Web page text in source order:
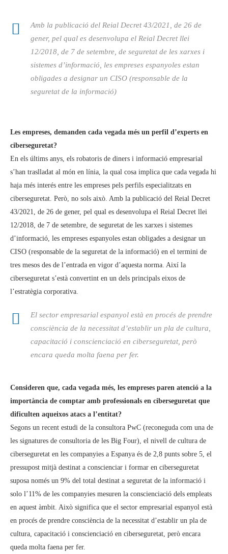
Amb la publicació del Reial Decret 43/2021, de 26 de
gener, pel qual es desenvolupa el Reial Decret llei
12/2018, de 7 de setembre, de seguretat de les xarxes i
sistemes d’informació, les empreses espanyoles estan
obligades a designar un CISO (responsable de la
seguretat de la informació)
Les empreses, demanden cada vegada més un perfil d’experts en
ciberseguretat?
En els últims anys, els robatoris de diners i informació empresarial
s’han traslladat al món en línia, la qual cosa implica que cada vegada hi
haja més interés entre les empreses pels perfils especialitzats en
ciberseguretat. Però, no sols això. Amb la publicació del Reial Decret
43/2021, de 26 de gener, pel qual es desenvolupa el Reial Decret llei
12/2018, de 7 de setembre, de seguretat de les xarxes i sistemes
d’informació, les empreses espanyoles estan obligades a designar un
CISO (responsable de la seguretat de la informació) en el termini de
tres mesos des de l’entrada en vigor d’aquesta norma. Així la
ciberseguretat s’està convertint en un dels principals eixos de
l’estratègia corporativa.
El sector empresarial espanyol està en procés de prendre
consciència de la necessitat d’establir un pla de cultura,
capacitació i conscienciació en ciberseguretat, però
encara queda molta faena per fer.
Consideren que, cada vegada més, les empreses paren atenció a la
importància de comptar amb professionals en ciberseguretat que
dificulten aqueixos atacs a l’entitat?
Segons un recent estudi de la consultora PwC (reconeguda com una de
les signatures de consultoria de les Big Four), el nivell de cultura de
ciberseguretat en les companyies a Espanya és de 2,8 punts sobre 5, el
pressupost mitjà destinat a conscienciar i formar en ciberseguretat
suposa només un 9% del total destinat a seguretat de la informació i
solo l’11% de les companyies mesuren la conscienciació dels empleats
en aquest àmbit. Això significa que el sector empresarial espanyol està
en procés de prendre consciència de la necessitat d’establir un pla de
cultura, capacitació i conscienciació en ciberseguretat, però encara
queda molta faena per fer.